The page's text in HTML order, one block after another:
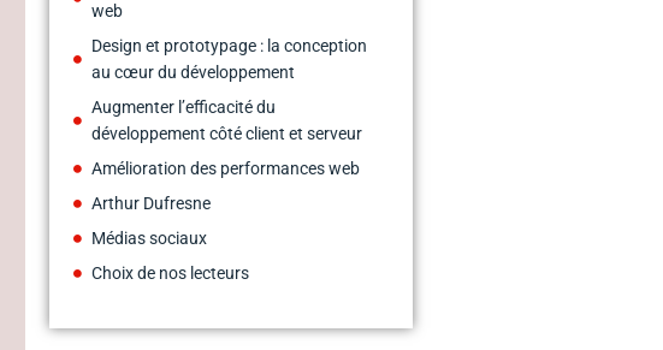
web
Design et prototypage : la conception
au cœur du développement
Augmenter l’efficacité du
développement côté client et serveur
Amélioration des performances web
Arthur Dufresne
Médias sociaux
Choix de nos lecteurs